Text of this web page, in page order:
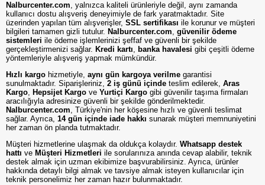
Nalburcenter.com, yalnızca kaliteli ürünleriyle değil, aynı zamanda
kullanıcı dostu alışveriş deneyimiyle de fark yaratmaktadır. Site
üzerinden yapılan tüm alışverişler, SSL sertifikası ile korunur ve müşteri
bilgileri tamamen gizli tutulur. Nalburcenter.com, güvenilir ödeme
sistemleri ile ödeme işlemlerinizi şeffaf ve güvenli bir şekilde
gerçekleştirmenizi sağlar. Kredi kartı, banka havalesi gibi çeşitli ödeme
yöntemleriyle alışveriş yapmak mümkündür.
Hızlı kargo hizmetiyle, aynı gün kargoya verilme garantisi
sunulmaktadır. Siparişleriniz, 2 iş günü içinde teslim edilerek, Aras
Kargo, Hepsijet Kargo ve Yurtiçi Kargo gibi güvenilir taşıma firmaları
aracılığıyla adresinize güvenli bir şekilde gönderilmektedir.
Nalburcenter.com, Türkiye'nin her köşesine hızlı ve güvenli teslimat
sağlar. Ayrıca, 14 gün içinde iade hakkı sunarak müşteri memnuniyetini
her zaman ön planda tutmaktadır.
Müşteri hizmetlerine ulaşmak da oldukça kolaydır. Whatsapp destek
hattı ve Müşteri Hizmetleri ile sorularınıza anında cevap alabilir, teknik
destek almak için uzman ekibimize başvurabilirsiniz. Ayrıca, ürünler
hakkında detaylı bilgi almak ve tavsiye almak isteyen kullanıcılar için
teknik personelimiz her zaman hazır bulunmaktadır.